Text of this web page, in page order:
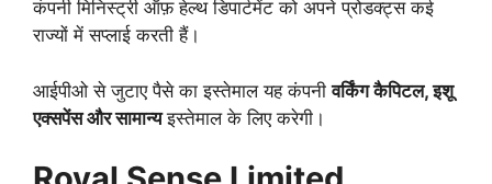
कंपनी मिनिस्ट्री ऑफ़ हेल्थ डिपार्टमेंट को अपने प्रोडक्ट्स कई
राज्यों में सप्लाई करती हैं।
आईपीओ से जुटाए पैसे का इस्तेमाल यह कंपनीवर्किंग कैपिटल, इशू
एक्सपेंस और सामान्यइस्तेमाल के लिए करेगी।